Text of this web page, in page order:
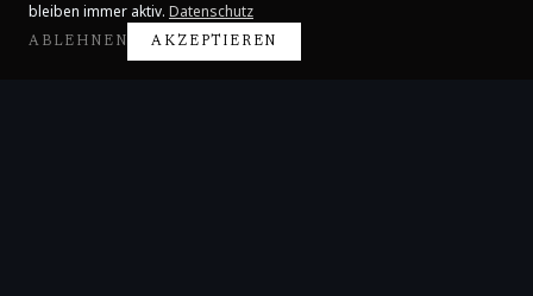
bleiben immer aktiv. Datenschutz
ABLEHNEN AKZEPTIEREN